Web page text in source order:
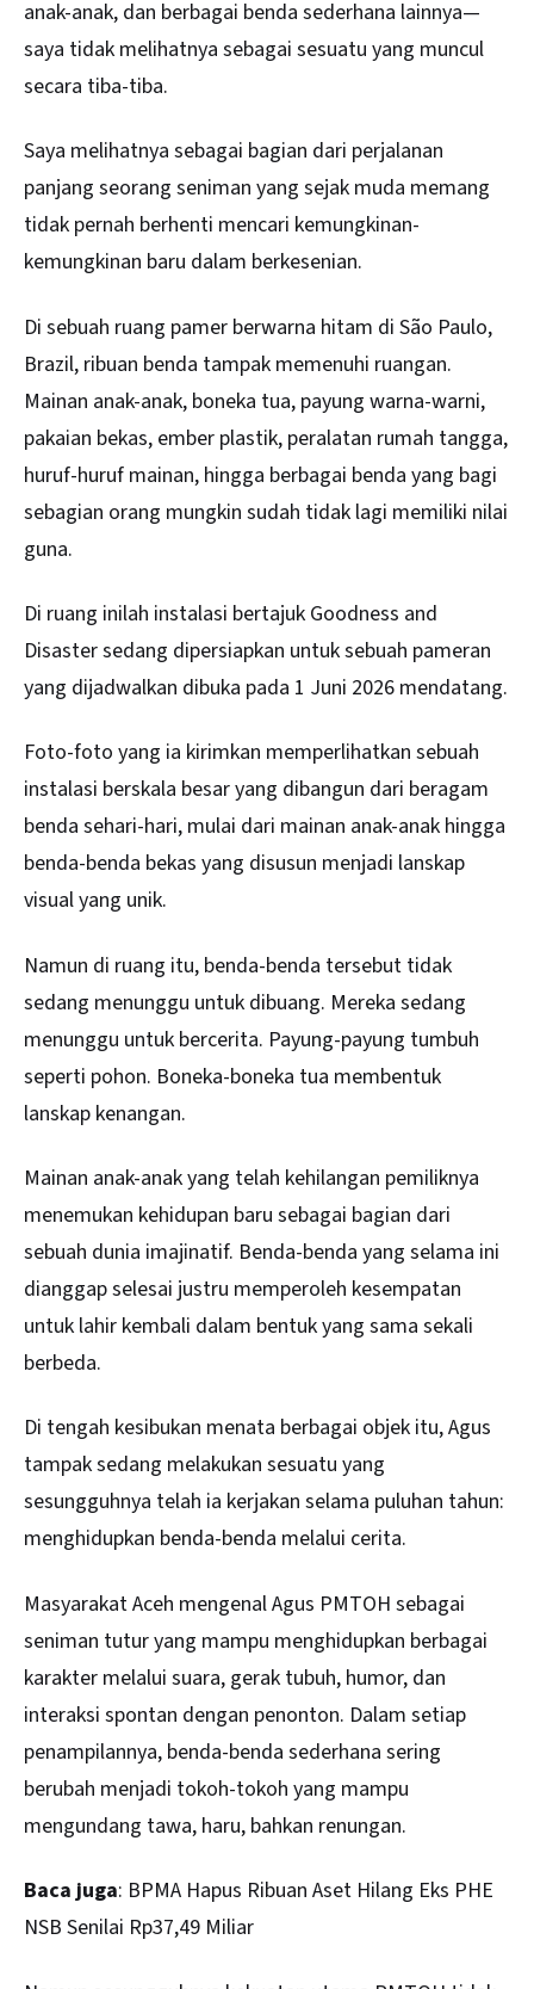
anak-anak, dan berbagai benda sederhana lainnya—
saya tidak melihatnya sebagai sesuatu yang muncul
secara tiba-tiba.
Saya melihatnya sebagai bagian dari perjalanan
panjang seorang seniman yang sejak muda memang
tidak pernah berhenti mencari kemungkinan-
kemungkinan baru dalam berkesenian.
Di sebuah ruang pamer berwarna hitam di São Paulo,
Brazil, ribuan benda tampak memenuhi ruangan.
Mainan anak-anak, boneka tua, payung warna-warni,
pakaian bekas, ember plastik, peralatan rumah tangga,
huruf-huruf mainan, hingga berbagai benda yang bagi
sebagian orang mungkin sudah tidak lagi memiliki nilai
guna.
Di ruang inilah instalasi bertajuk Goodness and
Disaster sedang dipersiapkan untuk sebuah pameran
yang dijadwalkan dibuka pada 1 Juni 2026 mendatang.
Foto-foto yang ia kirimkan memperlihatkan sebuah
instalasi berskala besar yang dibangun dari beragam
benda sehari-hari, mulai dari mainan anak-anak hingga
benda-benda bekas yang disusun menjadi lanskap
visual yang unik.
Namun di ruang itu, benda-benda tersebut tidak
sedang menunggu untuk dibuang. Mereka sedang
menunggu untuk bercerita. Payung-payung tumbuh
seperti pohon. Boneka-boneka tua membentuk
lanskap kenangan.
Mainan anak-anak yang telah kehilangan pemiliknya
menemukan kehidupan baru sebagai bagian dari
sebuah dunia imajinatif. Benda-benda yang selama ini
dianggap selesai justru memperoleh kesempatan
untuk lahir kembali dalam bentuk yang sama sekali
berbeda.
Di tengah kesibukan menata berbagai objek itu, Agus
tampak sedang melakukan sesuatu yang
sesungguhnya telah ia kerjakan selama puluhan tahun:
menghidupkan benda-benda melalui cerita.
Masyarakat Aceh mengenal Agus PMTOH sebagai
seniman tutur yang mampu menghidupkan berbagai
karakter melalui suara, gerak tubuh, humor, dan
interaksi spontan dengan penonton. Dalam setiap
penampilannya, benda-benda sederhana sering
berubah menjadi tokoh-tokoh yang mampu
mengundang tawa, haru, bahkan renungan.
Baca juga: BPMA Hapus Ribuan Aset Hilang Eks PHE
NSB Senilai Rp37,49 Miliar